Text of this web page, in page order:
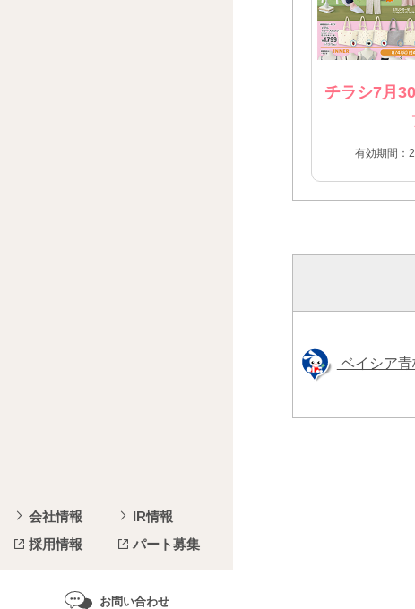
会社情報
IR情報
採用情報
パート募集
お問い合わせ
チラシ7月
有効期間：
ベイシア